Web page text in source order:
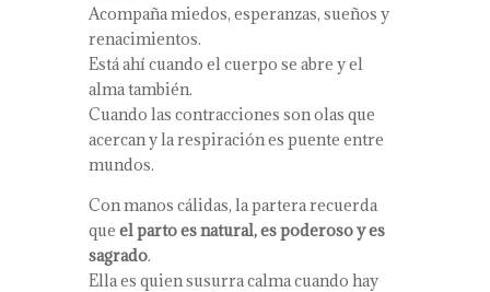
Acompaña miedos, esperanzas, sueños y
renacimientos.
Está ahí cuando el cuerpo se abre y el
alma también.
Cuando las contracciones son olas que
acercan y la respiración es puente entre
mundos.
Con manos cálidas, la partera recuerda
que el parto es natural, es poderoso y es
sagrado.
Ella es quien susurra calma cuando hay